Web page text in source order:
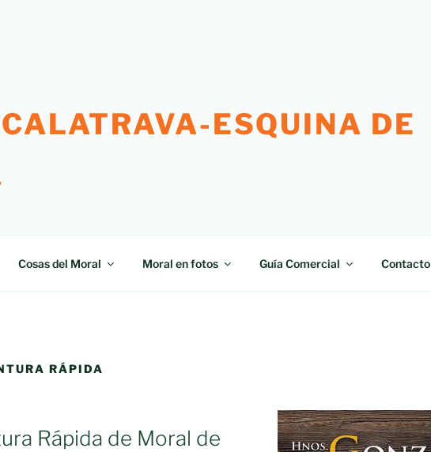
ESQUINA DE
Cosas del Moral Moral en fotos Guía Comercial Contacto
RÁPIDA
Rápida de Moral de